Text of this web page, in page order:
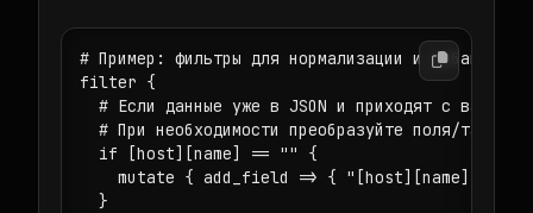
# Пример: фильтры для нормализации и добавления
filter {
# Если данные уже в JSON и приходят с
# При необходимости преобразуйте поля/
  if [host][name] == "" {
mutate { add_field => { "[host][name]" =>
  }